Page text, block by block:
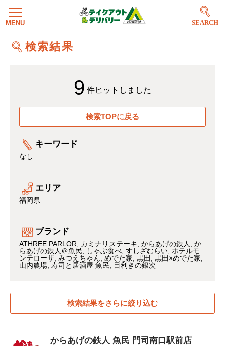
SEARCH
検索結果
9 件ヒットしました
検索TOPに戻る
キーワード
なし
エリア
福岡県
ブランド
ATHREE PARLOR カミナリステーキ からあげの鉄人
か
らあげの鉄人＠魚民
しゃぶ食べ すしざむらい ホテルモ
ンテローザ みつえちゃん めでた家 黒田
黒田×めでた家
山内農場 寿司と居酒屋 魚民 目利きの銀次
検索結果をさらに絞り込む
からあげの鉄人 魚民 門司南口駅前店